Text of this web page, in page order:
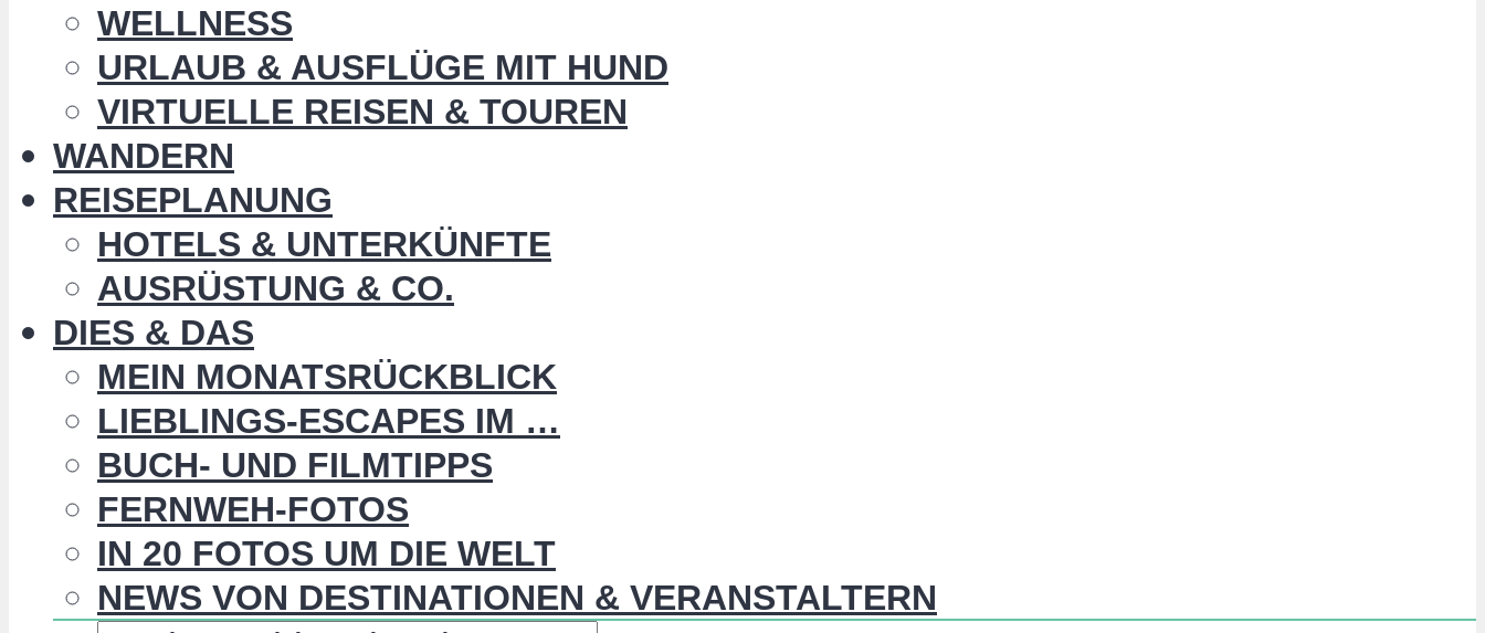
WELLNESS
URLAUB & AUSFLÜGE MIT HUND
VIRTUELLE REISEN & TOUREN
WANDERN
REISEPLANUNG
HOTELS & UNTERKÜNFTE
AUSRÜSTUNG & CO.
DIES & DAS
MEIN MONATSRÜCKBLICK
LIEBLINGS-ESCAPES IM …
BUCH- UND FILMTIPPS
FERNWEH-FOTOS
IN 20 FOTOS UM DIE WELT
NEWS VON DESTINATIONEN & VERANSTALTERN